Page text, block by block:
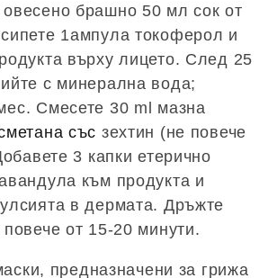
брашно 50 мл сок от
1ампула токоферол и
върху лицето. След 25
с минерална вода;
Смесете 30 ml мазна
със зехтин (не повече
3 капки етерично
към продукта и
в дермата. Дръжте
от 15-20 минути.
предназначени за грижа